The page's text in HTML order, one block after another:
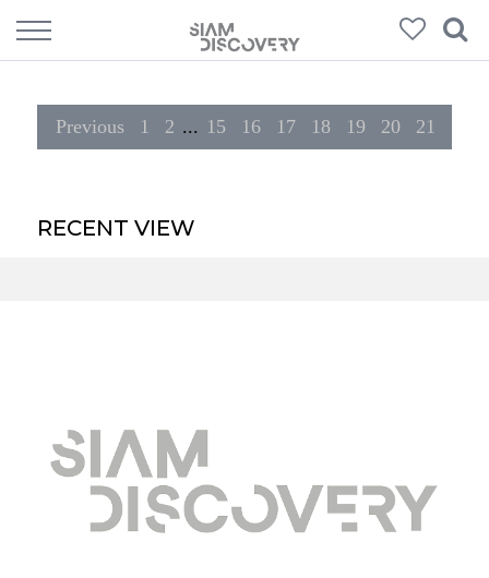
Previous 1 2 ... 15 16 17 18 19 20 21
RECENT VIEW